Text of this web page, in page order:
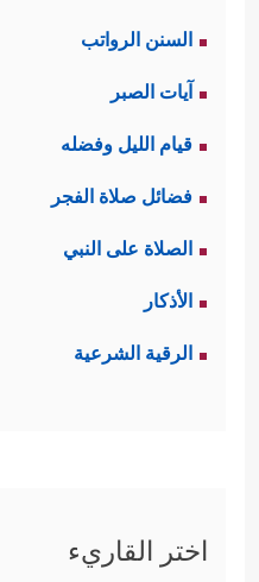
السنن الرواتب
آيات الصبر
قيام الليل وفضله
فضائل صلاة الفجر
الصلاة على النبي
الأذكار
الرقية الشرعية
اختر القاريء